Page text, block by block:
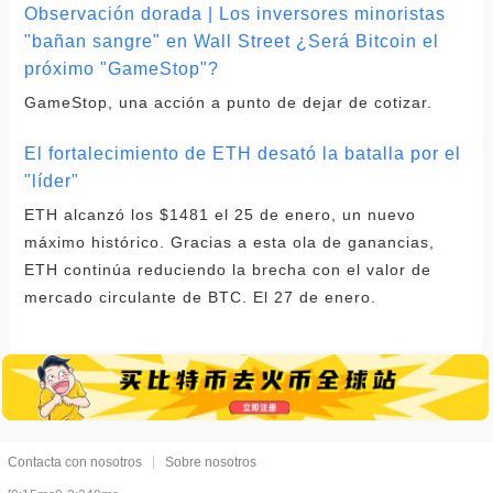
Observación dorada | Los inversores minoristas
"bañan sangre" en Wall Street ¿Será Bitcoin el
próximo "GameStop"?
GameStop, una acción a punto de dejar de cotizar.
El fortalecimiento de ETH desató la batalla por el
"líder"
ETH alcanzó los $1481 el 25 de enero, un nuevo
máximo histórico. Gracias a esta ola de ganancias,
ETH continúa reduciendo la brecha con el valor de
mercado circulante de BTC. El 27 de enero.
Contacta con nosotros Sobre nosotros